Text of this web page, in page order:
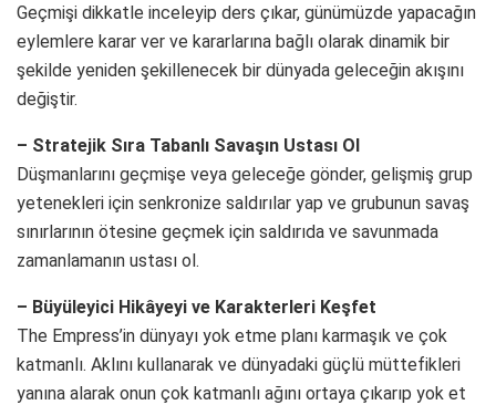
Geçmişi dikkatle inceleyip ders çıkar, günümüzde yapacağın
eylemlere karar ver ve kararlarına bağlı olarak dinamik bir
şekilde yeniden şekillenecek bir dünyada geleceğin akışını
değiştir.
– Stratejik Sıra Tabanlı Savaşın Ustası Ol
Düşmanlarını geçmişe veya geleceğe gönder, gelişmiş grup
yetenekleri için senkronize saldırılar yap ve grubunun savaş
sınırlarının ötesine geçmek için saldırıda ve savunmada
zamanlamanın ustası ol.
– Büyüleyici Hikâyeyi ve Karakterleri Keşfet
The Empress’in dünyayı yok etme planı karmaşık ve çok
katmanlı. Aklını kullanarak ve dünyadaki güçlü müttefikleri
yanına alarak onun çok katmanlı ağını ortaya çıkarıp yok et